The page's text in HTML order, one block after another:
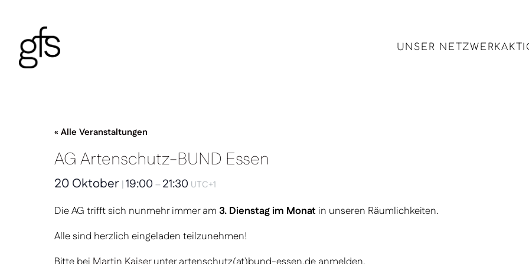
UNSER NETZWERK
« Alle Veranstaltungen
AG Artenschutz-BUND Essen
20 Oktober |19:00 –21:30 UTC+1
Die AG trifft sich nunmehr immer am 3. Dienstag im Monat in unseren Räumlichkeiten.
Alle sind herzlich eingeladen teilzunehmen!